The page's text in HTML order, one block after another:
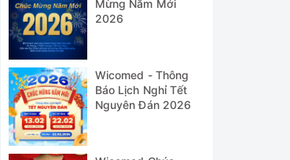
Mừng Năm Mới
2026
Wicomed - Thông
Báo Lịch Nghỉ Tết
Nguyên Đán 2026